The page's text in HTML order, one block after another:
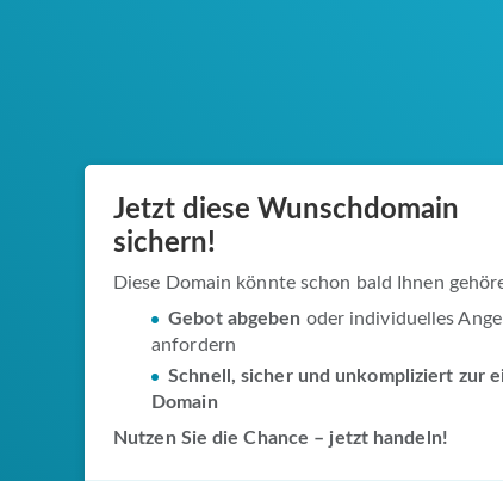
Jetzt diese Wunschdomain
sichern!
Diese Domain könnte schon bald Ihnen
Gebot abgeben oder individuelles
anfordern
Schnell, sicher und unkompliziert zur
Domain
Nutzen Sie die Chance – jetzt handeln!